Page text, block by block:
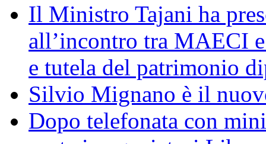
Il Ministro Tajani ha
all’incontro tra MAECI
e tutela del patrimonio
Silvio Mignano è il
Dopo telefonata con